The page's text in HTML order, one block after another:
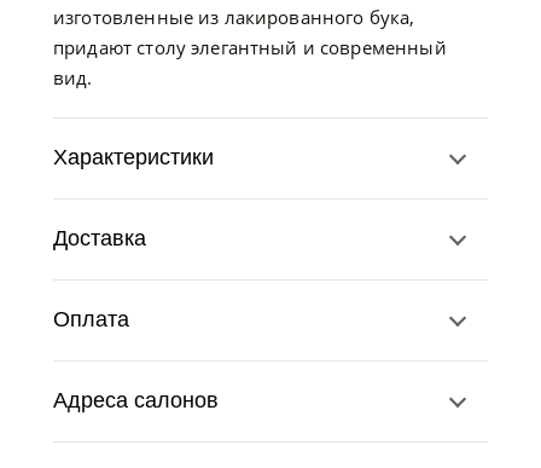
изготовленные из лакированного бука,
придают столу элегантный и современный
вид.
Характеристики
Доставка
Оплата
Адреса салонов